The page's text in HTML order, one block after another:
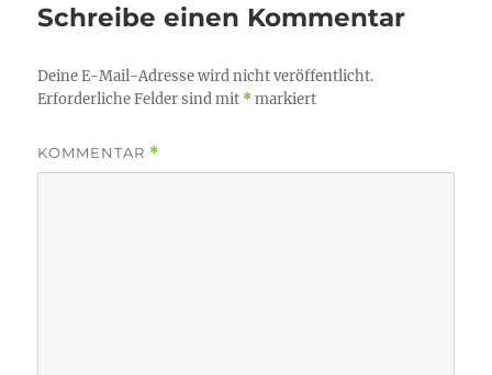
Schreibe einen Kommentar
Deine E-Mail-Adresse wird nicht veröffentlicht.
Erforderliche Felder sind mit *markiert
KOMMENTAR *